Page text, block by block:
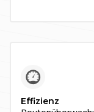
Effizienz